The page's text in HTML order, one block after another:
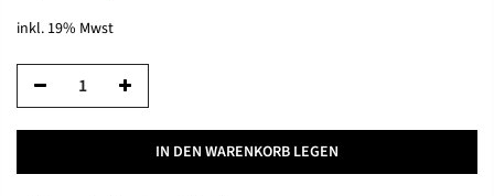
inkl. 19% Mwst
IN DEN WARENKORB LEGEN